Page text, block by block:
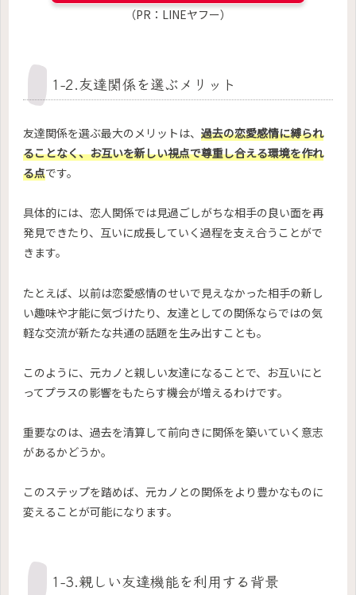
（PR：LINEヤフー）
1-2.友達関係を選ぶメリット
友達関係を選ぶ最大のメリットは、 過去の恋愛感情に縛られ
ることなく、お互いを新しい視点で尊重し合える環境を作れ
る点です。
具体的には、恋人関係では見過ごしがちな相手の良い面を再
発見できたり、互いに成長していく過程を支え合うことがで
きます。
たとえば、以前は恋愛感情のせいで見えなかった相手の新し
い趣味や才能に気づけたり、友達としての関係ならではの気
軽な交流が新たな共通の話題を生み出すことも。
このように、元カノと親しい友達になることで、お互いにと
ってプラスの影響をもたらす機会が増えるわけです。
重要なのは、過去を清算して前向きに関係を築いていく意志
があるかどうか。
このステップを踏めば、元カノとの関係をより豊かなものに
変えることが可能になります。
1-3.親しい友達機能を利用する背景